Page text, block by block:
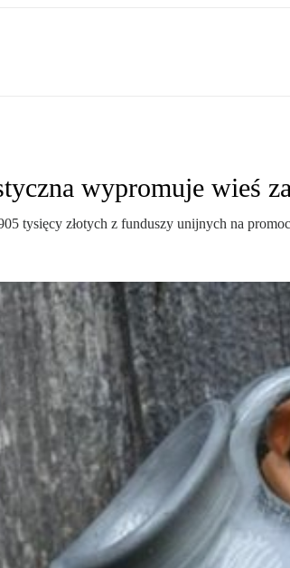
wypromuje wieś
tysięcy złotych z funduszy unijnych na